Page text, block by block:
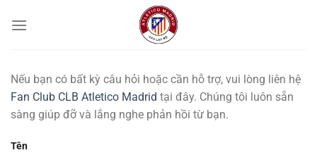
đến
Nếu bạn có bất kỳ câu hỏi hoặc cần hỗ trợ, vui lòng liên hệ
Fan Club CLB Atletico Madrid tại đây. Chúng tôi luôn sẵn
sàng giúp đỡ và lắng nghe phản hồi từ bạn.
Tên